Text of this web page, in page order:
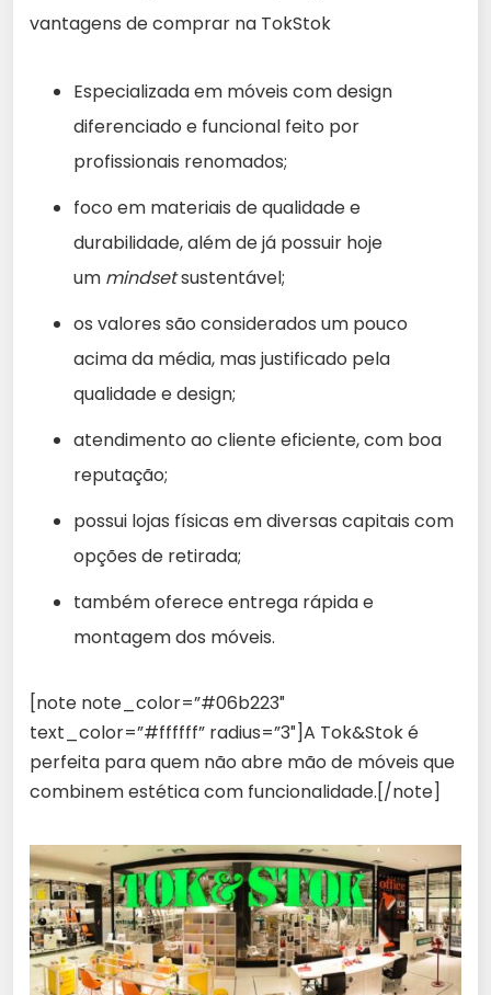
vantagens de comprar na TokStok
Especializada em móveis com design
diferenciado e funcional feito por
profissionais renomados;
foco em materiais de qualidade e
durabilidade, além de já possuir hoje
um mindsetsustentável;
os valores são considerados um pouco
acima da média, mas justificado pela
qualidade e design;
atendimento ao cliente eficiente, com boa
reputação;
possui lojas físicas em diversas capitais com
opções de retirada;
também oferece entrega rápida e
montagem dos móveis.
[note note_color=”#06b223″
text_color=”#ffffff” radius=”3″]A Tok&Stok é
perfeita para quem não abre mão de móveis que
combinem estética com funcionalidade.[/note]